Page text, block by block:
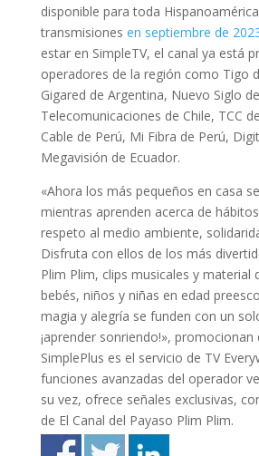
disponible para toda
transmisiones en septiembre de
estar en SimpleTV, el canal ya está
operadores de la región como Tigo
Gigared de Argentina, Nuevo Siglo
Telecomunicaciones de Chile, TCC
Cable de Perú, Mi Fibra de Perú,
Megavisión de Ecuador.
«Ahora los más pequeños en casa
mientras aprenden acerca de
respeto al medio ambiente,
Disfruta con ellos de los más
Plim Plim, clips musicales y material
bebés, niños y niñas en edad
magia y alegría se funden con un
¡aprender sonriendo!», promocionan
SimplePlus es el servicio de TV
funciones avanzadas del operador
su vez, ofrece señales exclusivas,
de El Canal del Payaso Plim Plim.